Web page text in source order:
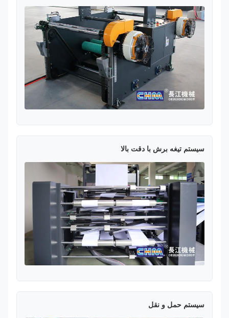
سیستم تیغه برش با دقت بالا
سیستم حمل و نقل